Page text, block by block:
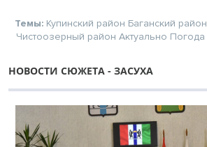
Темы: Купинский район Баганский район
Чистоозерный район Актуально Погода
НОВОСТИ СЮЖЕТА - ЗАСУХА